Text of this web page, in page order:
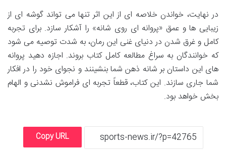
در نهایت، خواندن خلاصه ای از این اثر تنها می تواند گوشه ای از
زیبایی ها و عمق «پروانه ای روی شانه» را آشکار سازد. برای تجربه
کامل و غرق شدن در دنیای غنی این رمان، به شدت توصیه می شود
که خوانندگان به سراغ مطالعه کامل کتاب بروند. اجازه دهید پروانه
های این داستان بر شانه ذهن شما بنشینند و نجوای خود را در افکار
شما جاری سازند. این کتاب، قطعاً تجربه ای فراموش نشدنی و الهام
بخش خواهد بود.
Copy URL